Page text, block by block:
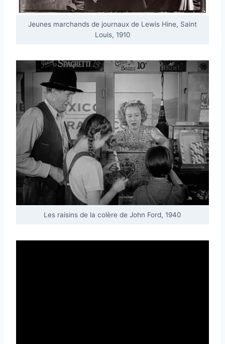
Jeunes marchands de journaux de Lewis Hine, Saint
Louis, 1910
Les raisins de la colère de John Ford, 1940